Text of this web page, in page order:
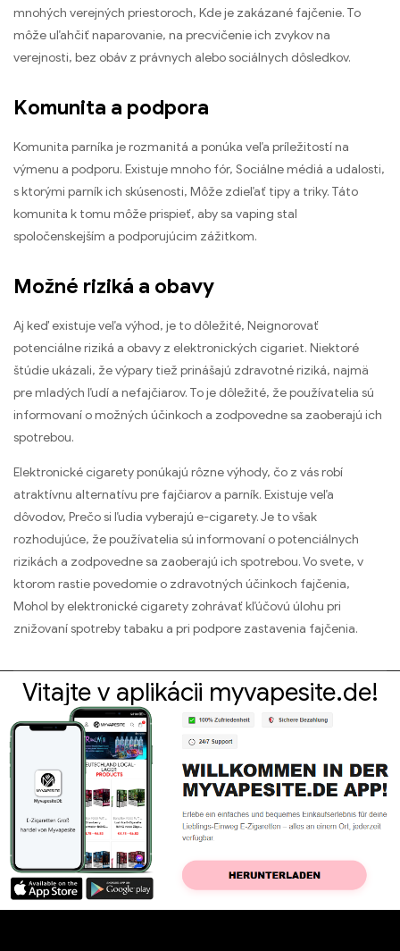
mnohých verejných priestoroch, Kde je zakázané fajčenie. To
môže uľahčiť naparovanie, na precvičenie ich zvykov na
verejnosti, bez obáv z právnych alebo sociálnych dôsledkov.
Komunita a podpora
Komunita parníka je rozmanitá a ponúka veľa príležitostí na
výmenu a podporu. Existuje mnoho fór, Sociálne médiá a udalosti,
s ktorými parník ich skúsenosti, Môže zdieľať tipy a triky. Táto
komunita k tomu môže prispieť, aby sa vaping stal
spoločenskejším a podporujúcim zážitkom.
Možné riziká a obavy
Aj keď existuje veľa výhod, je to dôležité, Neignorovať
potenciálne riziká a obavy z elektronických cigariet. Niektoré
štúdie ukázali, že výpary tiež prinášajú zdravotné riziká, najmä
pre mladých ľudí a nefajčiarov. To je dôležité, že používatelia sú
informovaní o možných účinkoch a zodpovedne sa zaoberajú ich
spotrebou.
Elektronické cigarety ponúkajú rôzne výhody, čo z vás robí
atraktívnu alternatívu pre fajčiarov a parník. Existuje veľa
dôvodov, Prečo si ľudia vyberajú e-cigarety. Je to však
rozhodujúce, že používatelia sú informovaní o potenciálnych
rizikách a zodpovedne sa zaoberajú ich spotrebou. Vo svete, v
ktorom rastie povedomie o zdravotných účinkoch fajčenia,
Mohol by elektronické cigarety zohrávať kľúčovú úlohu pri
znižovaní spotreby tabaku a pri podpore zastavenia fajčenia.
Vitajte v aplikácii myvapesite.de!